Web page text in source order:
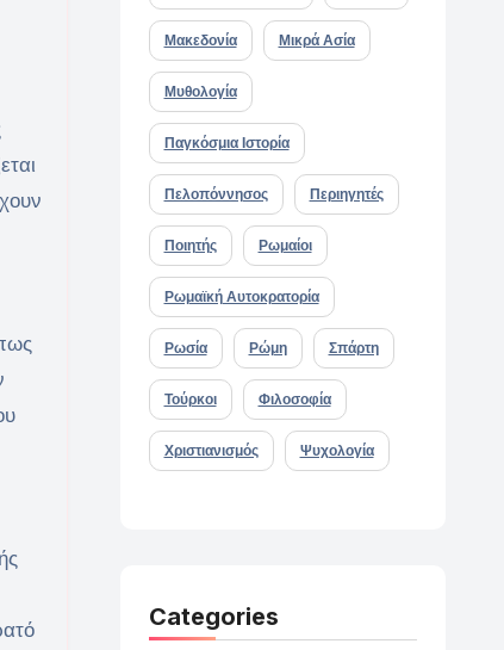
Μακεδονία Μικρά Ασία
Μυθολογία
Παγκόσμια Ιστορία
Πελοπόννησος Περιηγητές
Ποιητής Ρωμαίοι
Ρωμαϊκή Αυτοκρατορία
Ρωσία Ρώμη Σπάρτη
Τούρκοι Φιλοσοφία
Χριστιανισμός Ψυχολογία
Categories